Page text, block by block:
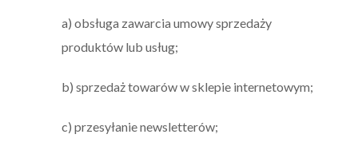
a) obsługa zawarcia umowy sprzedaży
produktów lub usług;
b) sprzedaż towarów w sklepie internetowym;
c) przesyłanie newsletterów;